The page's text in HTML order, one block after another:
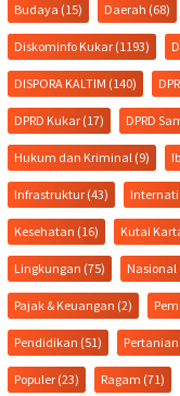
Budaya (15) Daerah (68)
Diskominfo Kukar (1193)
DISPORA KALTIM (140)
DPRD Kukar (17) DPRD
Hukum dan Kriminal (9)
Infrastruktur (43)
Kesehatan (16) Kutai
Lingkungan (75) Nasional
Pajak & Keuangan (2)
Pendidikan (51) Pertanian
Populer (23) Ragam (71)